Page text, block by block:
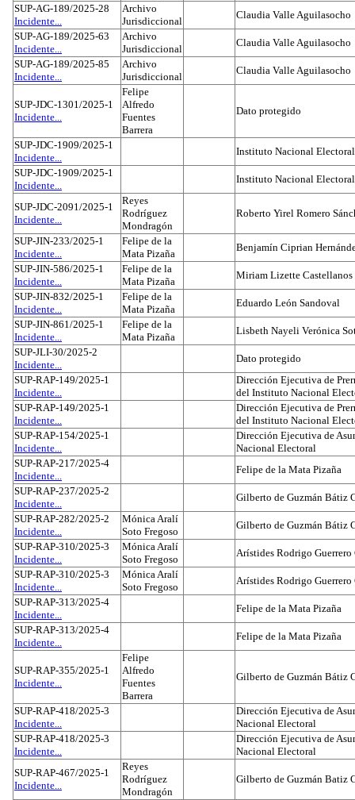
SUP-AG-189/2025-28
Incidente...
Archivo
Jurisdiccional
Claudia Valle Aguilasocho
SUP-AG-189/2025-63
Incidente...
Archivo
Jurisdiccional
Claudia Valle Aguilasocho
SUP-AG-189/2025-85
Incidente...
Archivo
Jurisdiccional
Claudia Valle Aguilasocho
SUP-JDC-1301/2025-1
Incidente...
Felipe
Alfredo
Fuentes
Barrera
Dato protegido
SUP-JDC-1909/2025-1
Incidente...
Instituto Nacional Electoral
SUP-JDC-1909/2025-1
Incidente...
Instituto Nacional Electoral
SUP-JDC-2091/2025-1
Incidente...
Reyes
Rodríguez
Mondragón
Roberto Yirel Romero
SUP-JIN-233/2025-1
Incidente...
Felipe de la
Mata Pizaña
Benjamín Ciprian
SUP-JIN-586/2025-1
Incidente...
Felipe de la
Mata Pizaña
Miriam Lizette Castellanos
SUP-JIN-832/2025-1
Incidente...
Felipe de la
Mata Pizaña
Eduardo León Sandoval
SUP-JIN-861/2025-1
Incidente...
Felipe de la
Mata Pizaña
Lisbeth Nayeli Verónica
SUP-JLI-30/2025-2
Incidente...
Dato protegido
SUP-RAP-149/2025-1
Incidente...
Dirección Ejecutiva de
del Instituto Nacional
SUP-RAP-149/2025-1
Incidente...
Dirección Ejecutiva de
del Instituto Nacional
SUP-RAP-154/2025-1
Incidente...
Dirección Ejecutiva de
Nacional Electoral
SUP-RAP-217/2025-4
Incidente...
Felipe de la Mata Pizaña
SUP-RAP-237/2025-2
Incidente...
Gilberto de Guzmán Bátiz
SUP-RAP-282/2025-2
Incidente...
Mónica Aralí
Soto Fregoso
Gilberto de Guzmán Bátiz
SUP-RAP-310/2025-3
Incidente...
Mónica Aralí
Soto Fregoso
Arístides Rodrigo Guerrero
SUP-RAP-310/2025-3
Incidente...
Mónica Aralí
Soto Fregoso
Arístides Rodrigo Guerrero
SUP-RAP-313/2025-4
Incidente...
Felipe de la Mata Pizaña
SUP-RAP-313/2025-4
Incidente...
Felipe de la Mata Pizaña
SUP-RAP-355/2025-1
Incidente...
Felipe
Alfredo
Fuentes
Barrera
Gilberto de Guzmán Bátiz
SUP-RAP-418/2025-3
Incidente...
Dirección Ejecutiva de
Nacional Electoral
SUP-RAP-418/2025-3
Incidente...
Dirección Ejecutiva de
Nacional Electoral
SUP-RAP-467/2025-1
Incidente...
Reyes
Rodríguez
Mondragón
Gilberto de Guzmán Batiz